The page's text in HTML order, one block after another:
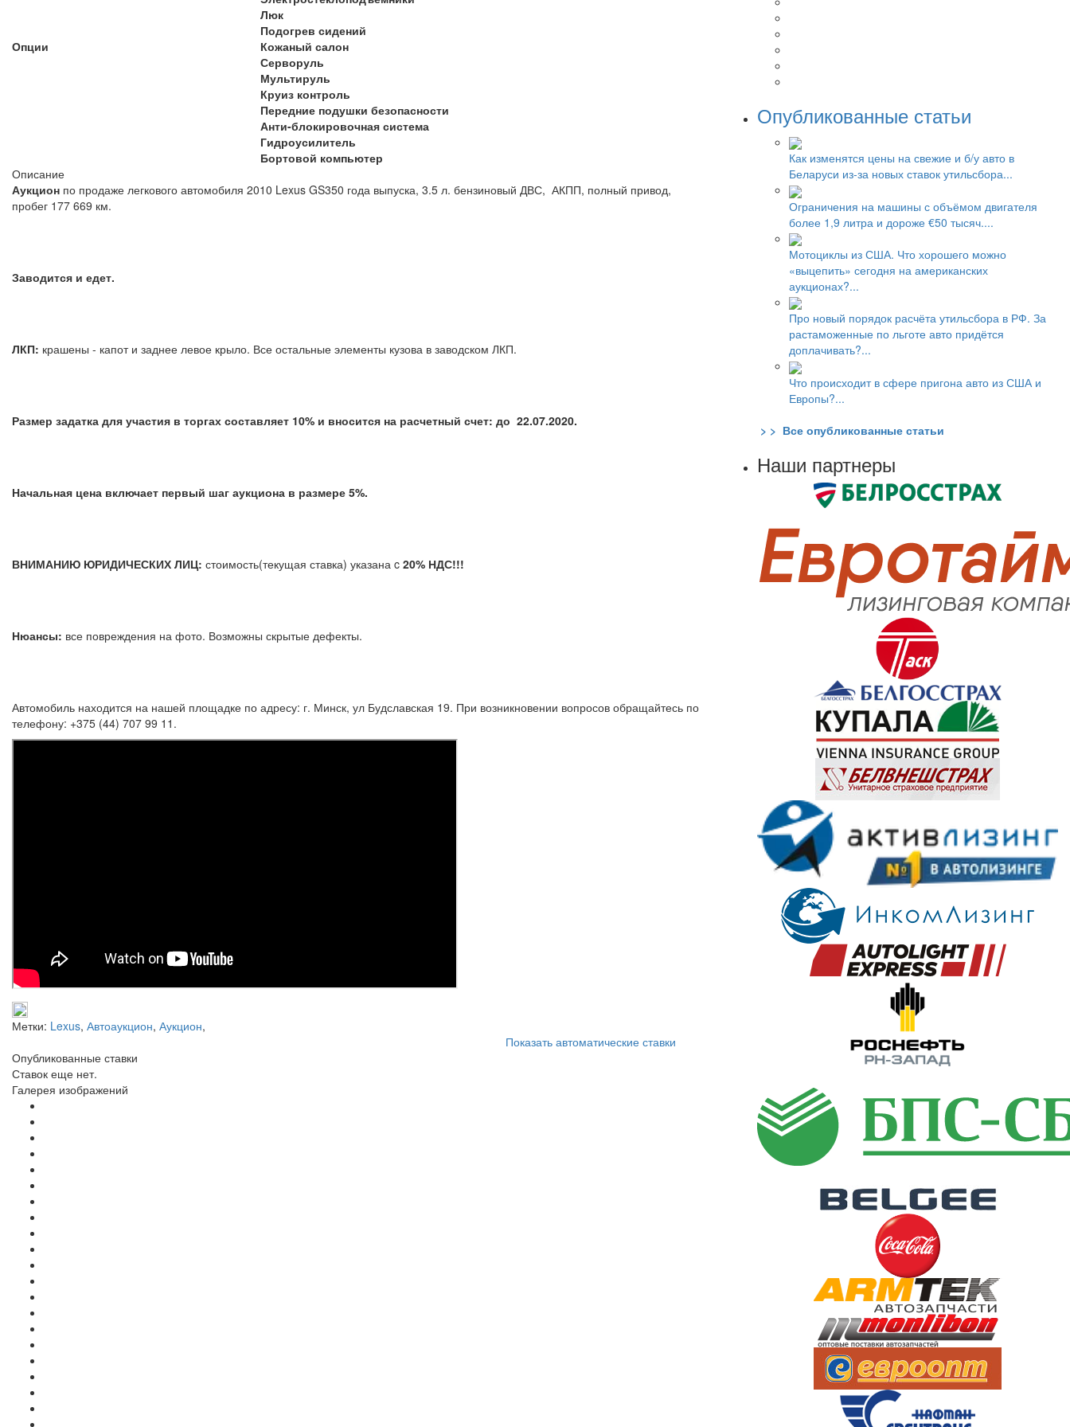
Опции
Люк
Подогрев сидений
Кожаный салон
Серворуль
Мультируль
Круиз контроль
Передние подушки безопасности
Анти-блокировочная система
Гидроусилитель
Бортовой компьютер
Описание
Аукцион по продаже легкового автомобиля 2010 Lexus GS350 года выпуска, 3.5 л. бензиновый ДВС, АКПП, полный привод,
пробег 177 669 км.
Заводится и едет.
ЛКП: крашены - капот и заднее левое крыло. Все остальные элементы кузова в заводском ЛКП.
Размер задатка для участия в торгах составляет 10% и вносится на расчетный счет: до 22.07.2020.
Начальная цена включает первый шаг аукциона в размере 5%.
ВНИМАНИЮ ЮРИДИЧЕСКИХ ЛИЦ: стоимость(текущая ставка) указана c 20% НДС!!!
Нюансы: все повреждения на фото. Возможны скрытые дефекты.
Автомобиль находится на нашей площадке по адресу: г. Минск, ул Будславская 19. При возникновении вопросов обращайтесь по
телефону: +375 (44) 707 99 11.
Метки: Lexus, Автоаукцион, Аукцион,
Показать автоматические ставки
Опубликованные ставки
Ставок еще нет.
Галерея изображений
Опубликованные статьи
Как изменятся цены на свежие и б/у авто в
Беларуси из-за новых ставок утильсбора...
Ограничения на машины с объёмом двигателя
более 1,9 литра и дороже €50 тысяч....
Мотоциклы из США. Что хорошего можно
«выцепить» сегодня на американских
аукционах?...
Про новый порядок расчёта утильсбора в РФ. За
растаможенные по льготе авто придётся
доплачивать?...
Что происходит в сфере пригона авто из США и
Европы?...
> > Все опубликованные статьи
Наши партнеры